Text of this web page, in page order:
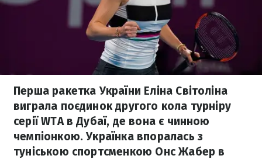
Перша ракетка України Еліна Світоліна
виграла поєдинок другого кола турніру
серії WTA в Дубаї, де вона є чинною
чемпіонкою. Українка впоралась з
туніською спортсменкою Онс Жабер в